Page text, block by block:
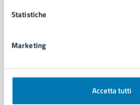
Statistiche
Marketing
Accetta tutti
CATEGORIE DI SERVIZIO
Anagrafe e stato civile
Autorizzazioni
Documenti e certificati